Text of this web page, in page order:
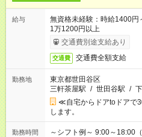
給与
無資格未経験：時給1400
1万1200円以上
交通費別途支給あり
交通費 交通費全額支給
勤務地
東京都世田谷区
三軒茶屋駅 / 世田谷駅 / 下
≪自宅からドアtoドアで
します。
勤務時間
～シフト例～ 9:00～18:00（休憩60分） 7:00～16:00（休憩60